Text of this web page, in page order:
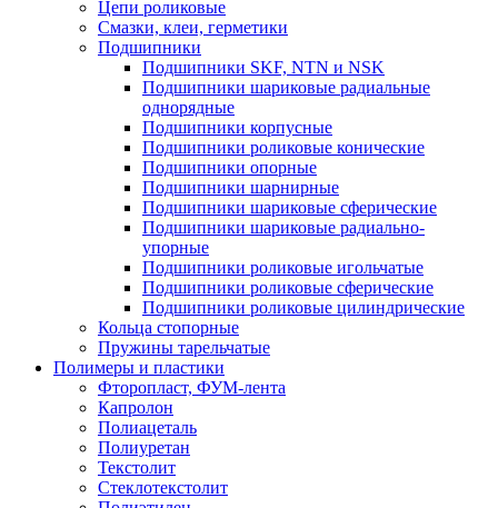
Цепи роликовые
Смазки, клеи, герметики
Подшипники
Подшипники SKF, NTN и NSK
Подшипники шариковые радиальные
однорядные
Подшипники корпусные
Подшипники роликовые конические
Подшипники опорные
Подшипники шарнирные
Подшипники шариковые сферические
Подшипники шариковые радиально-
упорные
Подшипники роликовые игольчатые
Подшипники роликовые сферические
Подшипники роликовые цилиндрические
Кольца стопорные
Пружины тарельчатые
Полимеры и пластики
Фторопласт, ФУМ-лента
Капролон
Полиацеталь
Полиуретан
Текстолит
Стеклотекстолит